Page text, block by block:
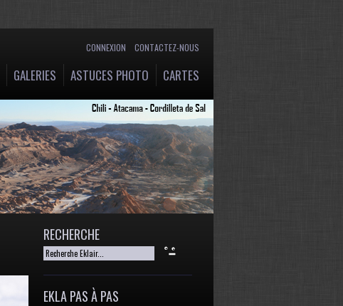
CONNEXION CONTACTEZ-NOUS
GALERIES ASTUCES PHOTO CARTES
RECHERCHE
EKLA PAS À PAS